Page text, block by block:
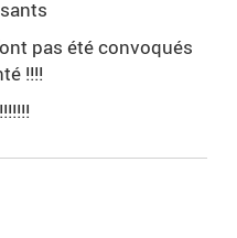
pas été convoqués
!!!!